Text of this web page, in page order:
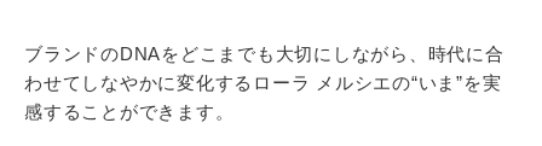
ブランドのDNAをどこまでも大切にしながら、時代に合
わせてしなやかに変化するローラ メルシエの“いま”を実
感することができます。